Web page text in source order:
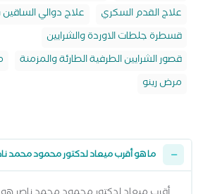
علاج القدم السكري
علاج دوالي
قسطرة جلطات الاوردة والشرايين
قصور الشرايين الطرفية الطارئة والمزمنة
مرض رينو
ما هو أقرب ميعاد لدكتور محمود محمد